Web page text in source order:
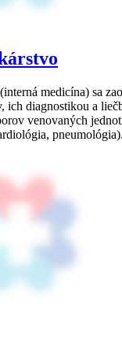
medicína) sa
ich diagnostikou a
venovaných